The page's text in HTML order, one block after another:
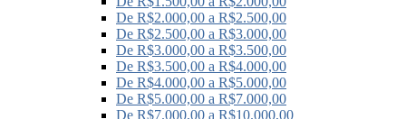
De R$2.000,00 a R$2.500,00
De R$2.500,00 a R$3.000,00
De R$3.000,00 a R$3.500,00
De R$3.500,00 a R$4.000,00
De R$4.000,00 a R$5.000,00
De R$5.000,00 a R$7.000,00
De R$7.000,00 a R$10.000,00